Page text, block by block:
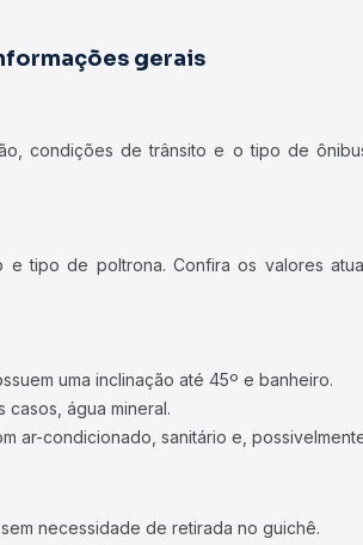
gerais
condições de trânsito e o tipo de
tipo de poltrona. Confira os valores
uma inclinação até 45º e banheiro.
água mineral.
ar-condicionado, sanitário e,
necessidade de retirada no guichê.